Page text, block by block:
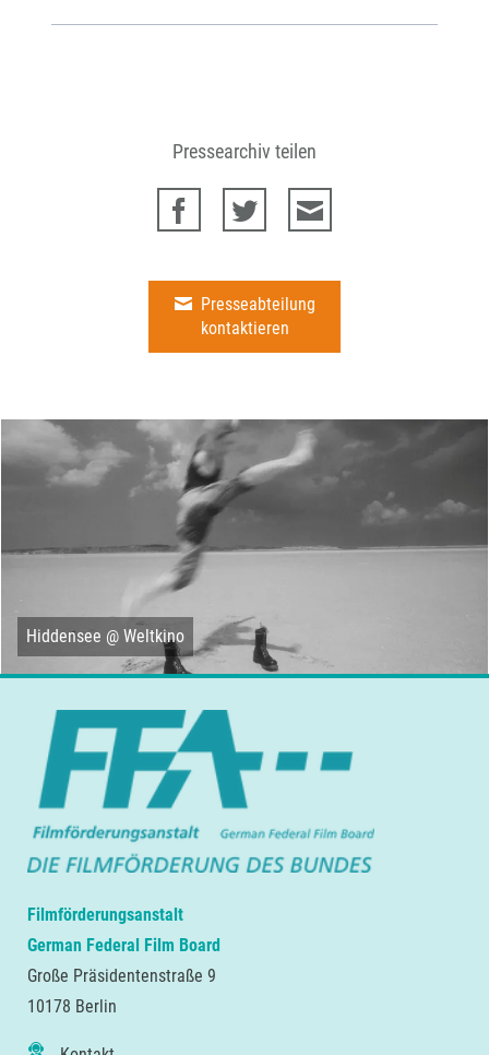
Pressearchiv teilen
Presseabteilung
kontaktieren
Hiddensee @ Weltkino
Filmförderungsanstalt
German Federal Film Board
Große Präsidentenstraße 9
10178 Berlin